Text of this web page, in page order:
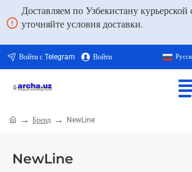
Доставляем по Узбекистану курьерской
уточняйте условия доставки.
Войти с Telegram Войти
NewLine
Бренд NewLine